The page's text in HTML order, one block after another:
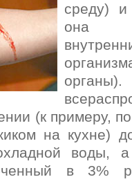
среду) и
она
(к примеру,
на кухне)
воды,
в 3%